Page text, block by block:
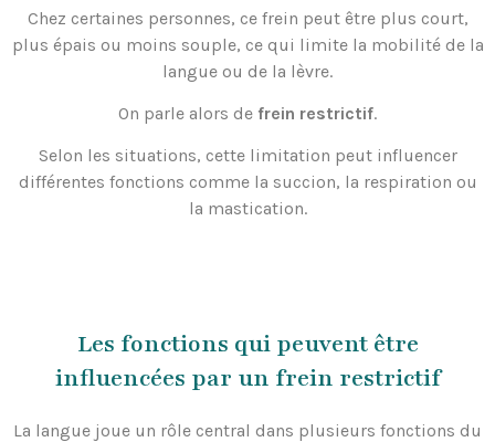
Chez certaines personnes, ce frein peut être plus court,
plus épais ou moins souple, ce qui limite la mobilité de la
langue ou de la lèvre.
On parle alors de frein restrictif.
Selon les situations, cette limitation peut influencer
différentes fonctions comme la succion, la respiration ou
la mastication.
Les fonctions qui peuvent être
influencées par un frein restrictif
La langue joue un rôle central dans plusieurs fonctions du